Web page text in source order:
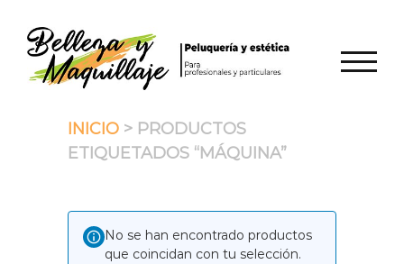
contenido
INICIO > PRODUCTOS
ETIQUETADOS “MÁQUINA”
No se han encontrado productos
que coincidan con tu selección.